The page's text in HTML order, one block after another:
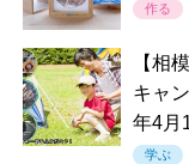
作る
【相
キャ
年4月
学ぶ